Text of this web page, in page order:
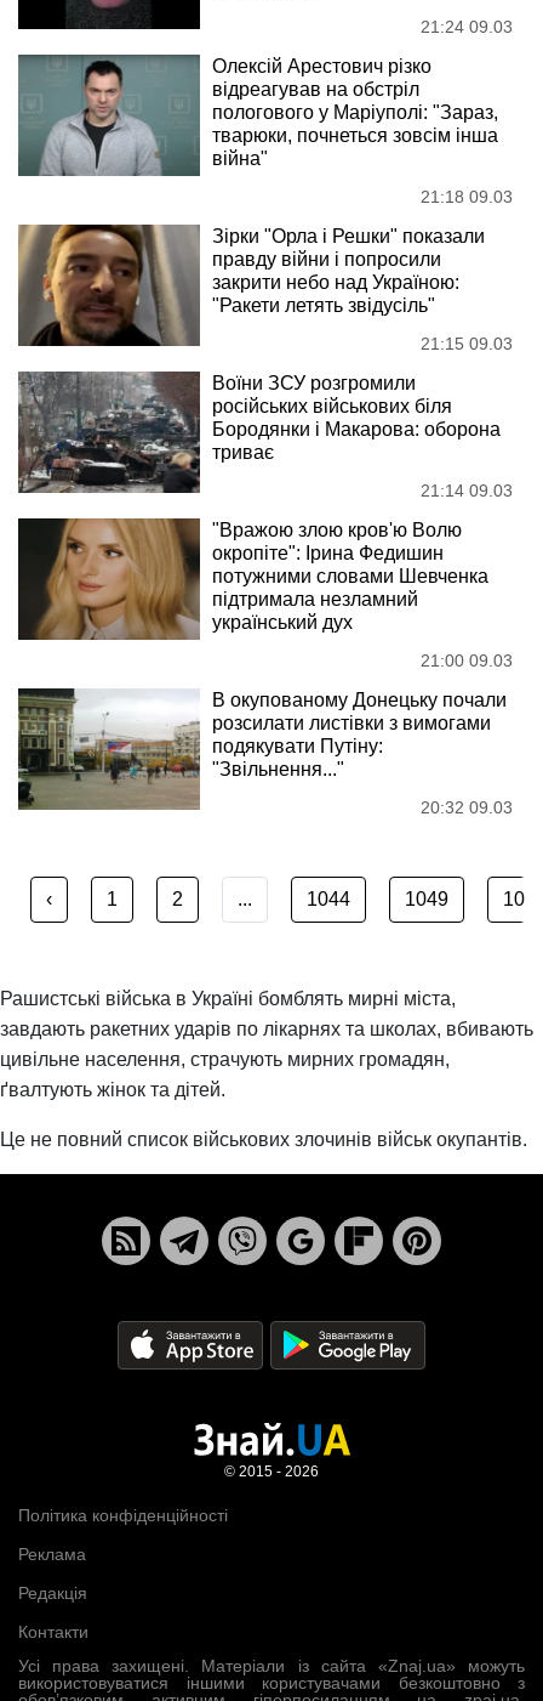
21:24 09.03
Олексій Арестович різко
відреагував на обстріл
пологового у Маріуполі: "Зараз,
тварюки, почнеться зовсім інша
війна"
21:18 09.03
Зірки "Орла і Решки" показали
правду війни і попросили
закрити небо над Україною:
"Ракети летять звідусіль"
21:15 09.03
Воїни ЗСУ розгромили
російських військових біля
Бородянки і Макарова: оборона
триває
21:14 09.03
"Вражою злою кров'ю Волю
окропіте": Ірина Федишин
потужними словами Шевченка
підтримала незламний
український дух
21:00 09.03
В окупованому Донецьку почали
розсилати листівки з вимогами
подякувати Путіну:
"Звільнення..."
20:32 09.03
‹ 1 2 ... 1044 1049
Рашистські війська в Україні бомблять мирні міста,
завдають ракетних ударів по лікарнях та школах, вбивають
цивільне населення, страчують мирних громадян,
ґвалтують жінок та дітей.
Це не повний список військових злочинів військ окупантів.
Усі права захищені. Матеріали із сайта «Znaj.ua» можуть
використовуватися іншими користувачами безкоштовно з
Політика конфіденційності
Реклама
Редакція
Контакти
© 2015 - 2026